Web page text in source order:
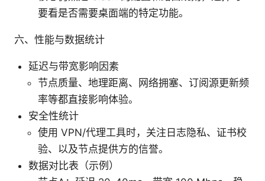
要看是否需要桌面端的特定功能。
六、性能与数据统计
延迟与带宽影响因素
节点质量、地理距离、网络拥塞、订阅源更新频
率等都直接影响体验。
安全性统计
使用 VPN/代理工具时，关注日志隐私、证书校
验、以及节点提供方的信誉。
数据对比表（示例）